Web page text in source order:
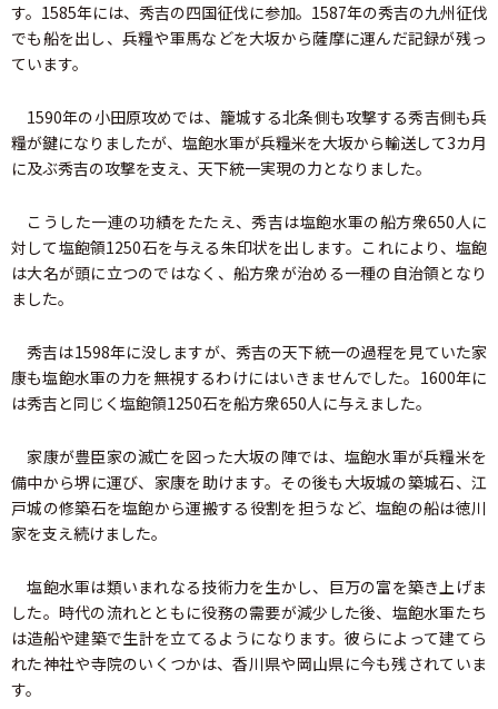
す。1585年には、秀吉の四国征伐に参加。1587年の秀吉の九州征伐
でも船を出し、兵糧や軍馬などを大坂から薩摩に運んだ記録が残っ
ています。
1590年の小田原攻めでは、籠城する北条側も攻撃する秀吉側も兵
糧が鍵になりましたが、塩飽水軍が兵糧米を大坂から輸送して3カ月
に及ぶ秀吉の攻撃を支え、天下統一実現の力となりました。
こうした一連の功績をたたえ、秀吉は塩飽水軍の船方衆650人に
対して塩飽領1250石を与える朱印状を出します。これにより、塩飽
は大名が頭に立つのではなく、船方衆が治める一種の自治領となり
ました。
秀吉は1598年に没しますが、秀吉の天下統一の過程を見ていた家
康も塩飽水軍の力を無視するわけにはいきませんでした。1600年に
は秀吉と同じく塩飽領1250石を船方衆650人に与えました。
家康が豊臣家の滅亡を図った大坂の陣では、塩飽水軍が兵糧米を
備中から堺に運び、家康を助けます。その後も大坂城の築城石、江
戸城の修築石を塩飽から運搬する役割を担うなど、塩飽の船は徳川
家を支え続けました。
塩飽水軍は類いまれなる技術力を生かし、巨万の富を築き上げま
した。時代の流れとともに役務の需要が減少した後、塩飽水軍たち
は造船や建築で生計を立てるようになります。彼らによって建てら
れた神社や寺院のいくつかは、香川県や岡山県に今も残されていま
す。